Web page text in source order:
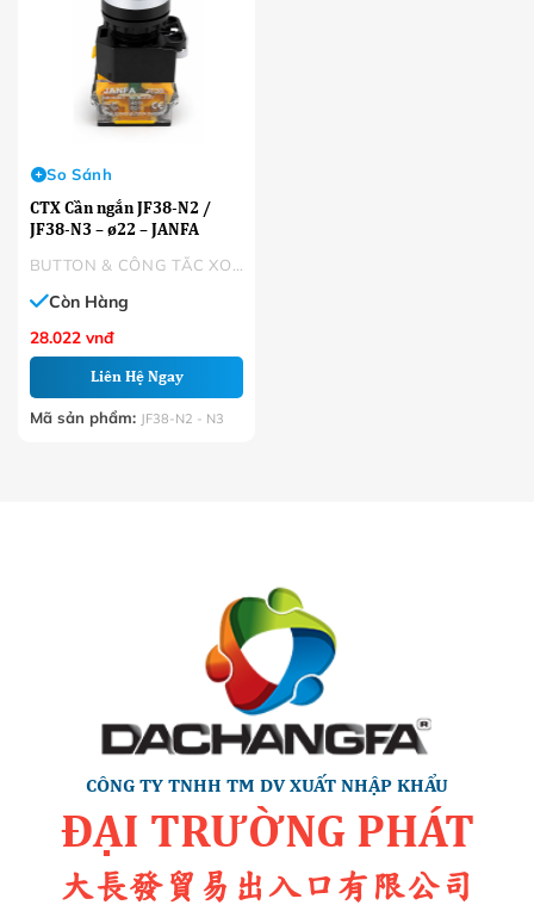
CTX Cần ngắn JF38-N2 /
JF38-N3 – ø22 – JANFA
So Sánh
Còn Hàng
28.022 vnđ
Liên Hệ Ngay
Mã sản phẩm: JF38-N2 - N3
CÔNG TY TNHH TM DV XUẤT NHẬP KHẨU
ĐẠI TRƯỜNG PHÁT
大長發貿易出入口有限公司